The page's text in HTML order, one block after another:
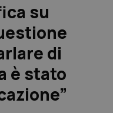
su
di
è stato